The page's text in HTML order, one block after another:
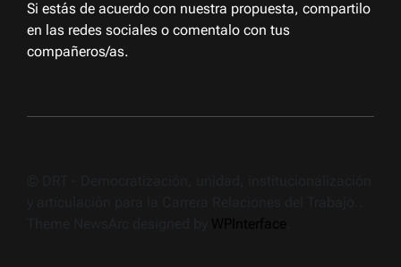
Si estás de acuerdo con nuestra propuesta, compartilo
en las redes sociales o comentalo con tus
compañeros/as.